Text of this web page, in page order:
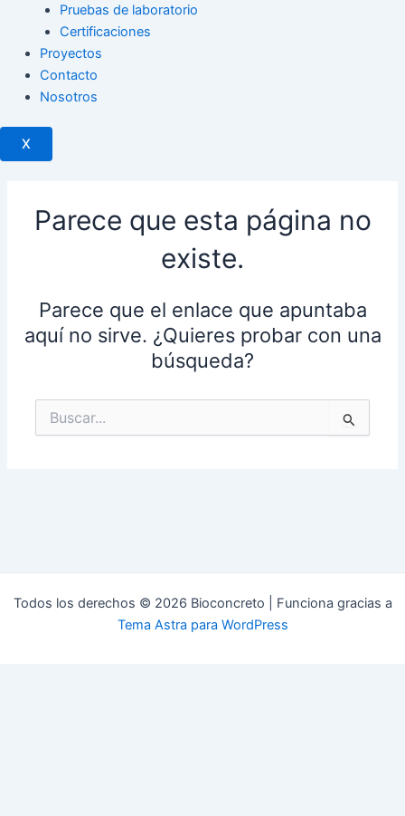
Pruebas de laboratorio
Certificaciones
Proyectos
Contacto
Nosotros
X
Parece que esta página no
existe.
Parece que el enlace que apuntaba
aquí no sirve. ¿Quieres probar con una
búsqueda?
Buscar
por:
Todos los derechos © 2026 Bioconcreto | Funciona gracias a
Tema Astra para WordPress